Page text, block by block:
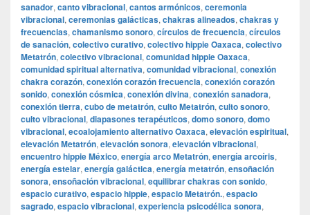
sanador, canto vibracional, cantos armónicos, ceremonia
vibracional, ceremonias galácticas, chakras alineados, chakras y
frecuencias, chamanismo sonoro, círculos de frecuencia, círculos
de sanación, colectivo curativo, colectivo hippie Oaxaca, colectivo
Metatrón, colectivo vibracional, comunidad hippie Oaxaca,
comunidad spiritual alternativa, comunidad vibracional, conexión
chakra corazón, conexión corazón frecuencia, conexión corazón
sonido, conexión cósmica, conexión divina, conexión sanadora,
conexión tierra, cubo de metatrón, culto Metatrón, culto sonoro,
culto vibracional, diapasones terapéuticos, domo sonoro, domo
vibracional, ecoalojamiento alternativo Oaxaca, elevación espiritual,
elevación Metatrón, elevación sonora, elevación vibracional,
encuentro hippie México, energía arco Metatrón, energía arcoíris,
energía estelar, energía galáctica, energía metatrón, ensoñación
sonora, ensoñación vibracional, equilibrar chakras con sonido,
espacio curativo, espacio hippie, espacio Metatrón., espacio
sagrado, espacio vibracional, experiencia psicodélica sonora,